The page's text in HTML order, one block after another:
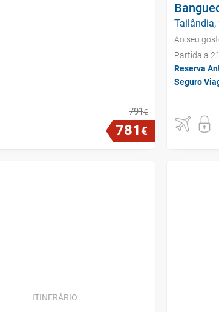
791€
781€
Tailândia,
Ao seu
Partida a
Reserva
Seguro
ITINERÁRIO